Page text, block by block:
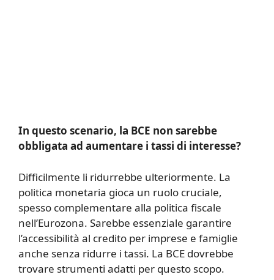
In questo scenario, la BCE non sarebbe
obbligata ad aumentare i tassi di interesse?
Difficilmente li ridurrebbe ulteriormente. La
politica monetaria gioca un ruolo cruciale,
spesso complementare alla politica fiscale
nell’Eurozona. Sarebbe essenziale garantire
l’accessibilità al credito per imprese e famiglie
anche senza ridurre i tassi. La BCE dovrebbe
trovare strumenti adatti per questo scopo.